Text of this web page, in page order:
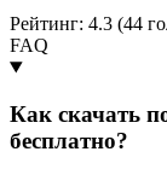
Рейтинг: 4.3 (44
FAQ
Как скачать
бесплатно?